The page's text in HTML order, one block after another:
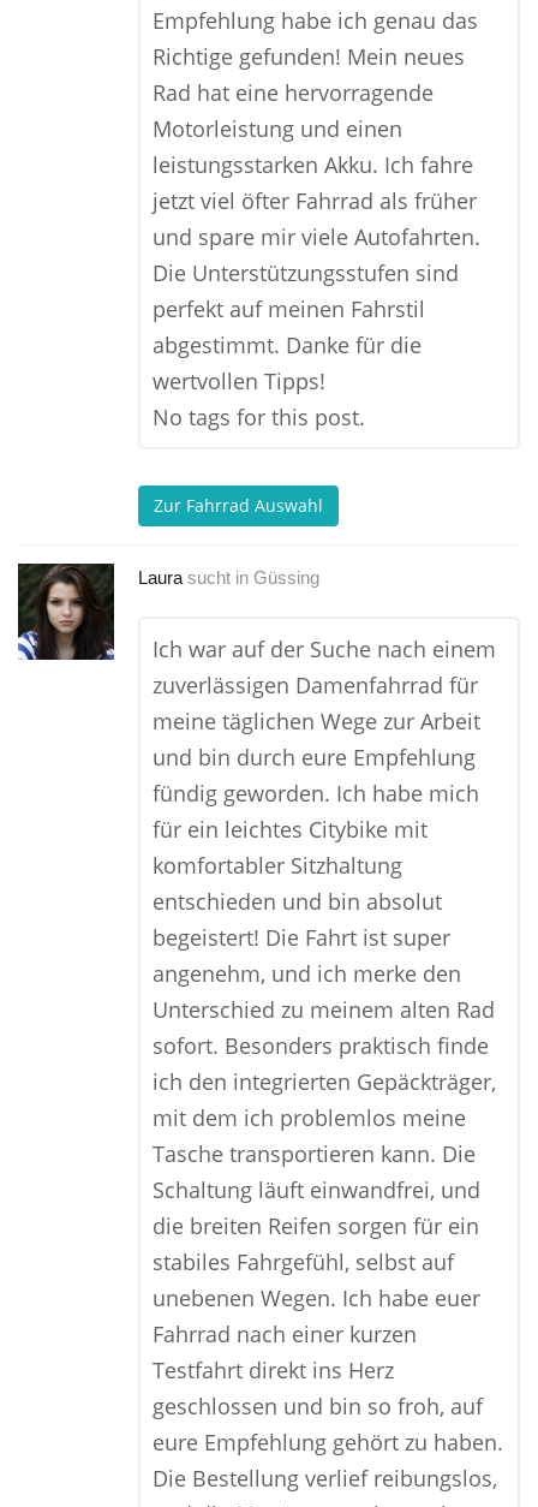
Empfehlung habe ich genau das
Richtige gefunden! Mein neues
Rad hat eine hervorragende
Motorleistung und einen
leistungsstarken Akku. Ich fahre
jetzt viel öfter Fahrrad als früher
und spare mir viele Autofahrten.
Die Unterstützungsstufen sind
perfekt auf meinen Fahrstil
abgestimmt. Danke für die
wertvollen Tipps!
No tags for this post.
Zur Fahrrad Auswahl
Laura sucht in Güssing
Ich war auf der Suche nach einem
zuverlässigen Damenfahrrad für
meine täglichen Wege zur Arbeit
und bin durch eure Empfehlung
fündig geworden. Ich habe mich
für ein leichtes Citybike mit
komfortabler Sitzhaltung
entschieden und bin absolut
begeistert! Die Fahrt ist super
angenehm, und ich merke den
Unterschied zu meinem alten Rad
sofort. Besonders praktisch finde
ich den integrierten Gepäckträger,
mit dem ich problemlos meine
Tasche transportieren kann. Die
Schaltung läuft einwandfrei, und
die breiten Reifen sorgen für ein
stabiles Fahrgefühl, selbst auf
unebenen Wegen. Ich habe euer
Fahrrad nach einer kurzen
Testfahrt direkt ins Herz
geschlossen und bin so froh, auf
eure Empfehlung gehört zu haben.
Die Bestellung verlief reibungslos,